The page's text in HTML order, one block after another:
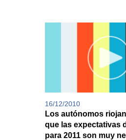
16/12/2010
Los autónomos
que las expectativas
para 2011 son muy